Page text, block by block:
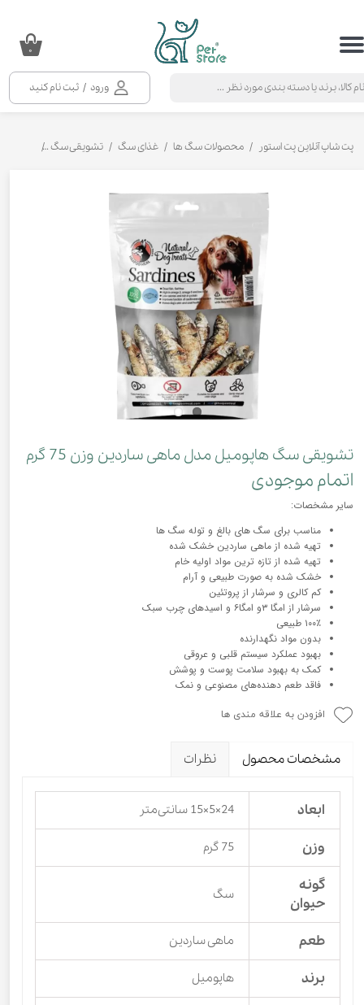
ورود / ثبت نام کنید
حساب کاربری من
خروج از حساب کاربری
۰
پت شاپ آنلاین پت استور محصولات سگ ها غذای سگ تشویقی سگ
تشویقی سگ هاپومیل مدل ماهی ساردین وزن 75 گرم
اتمام موجودی
سایر مشخصات:
مناسب برای سگ های بالغ و توله سگ ها
تهیه شده از ماهی ساردین خشک شده
تهیه شده از تازه ترین مواد اولیه خام
خشک شده به صورت طبیعی و آرام
کم کالری و سرشار از پروتئین
سرشار از امگا ۳و امگا۶ و اسید‌های چرب سبک
۱۰۰٪ طبیعی
بدون مواد نگهدارنده
بهبود عملکرد سیستم قلبی و عروقی
کمک به بهبود سلامت پوست و پوشش
فاقد طعم دهنده‌های مصنوعی و نمک
افزودن به علاقه مندی ها
مشخصات محصول نظرات
ابعاد 24×5×15 سانتی‌متر
وزن 75 گرم
گونه
حیوان
سگ
طعم ماهی ساردین
برند هاپومیل